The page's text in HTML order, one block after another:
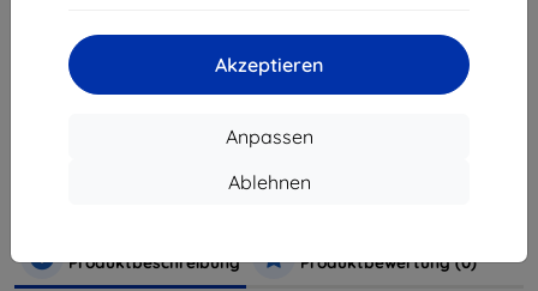
Akzeptieren
Anpassen
Ablehnen
ausverkauft
Produktbeschreibung Produktbewertung (0)